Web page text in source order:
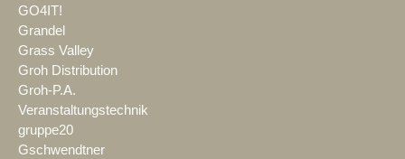
GO4IT!
Grandel
Grass Valley
Groh Distribution
Groh-P.A.
Veranstaltungstechnik
gruppe20
Gschwendtner